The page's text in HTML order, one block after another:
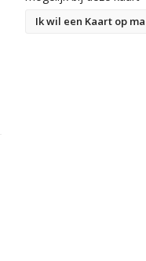
Ik wil een Kaart op